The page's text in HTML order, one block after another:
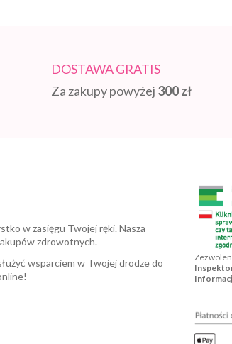
DOSTAWA GRATIS
Za zakupy powyżej 300 zł
w zasięgu Twojej ręki. Nasza
zdrowotnych.
wsparciem w Twojej drodze do